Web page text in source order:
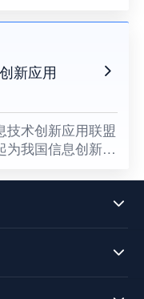
新应用
技术创新应用联盟
为我国信息创新发